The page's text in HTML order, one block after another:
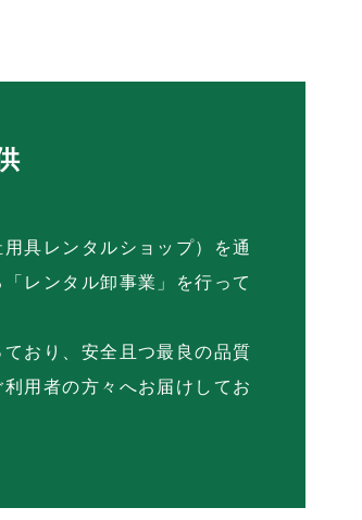
具レンタルショップ）を通
レンタル卸事業」を行って
おり、安全且つ最良の品質
用者の方々へお届けしてお